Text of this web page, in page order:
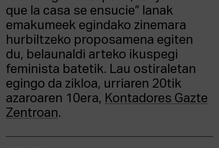
que la casa se ensucie” lanak
emakumeek egindako zinemara
hurbiltzeko proposamena egiten
du, belaunaldi arteko ikuspegi
feminista batetik. Lau ostiraletan
egingo da zikloa, urriaren 20tik
azaroaren 10era, Kontadores Gazte
Zentroan.